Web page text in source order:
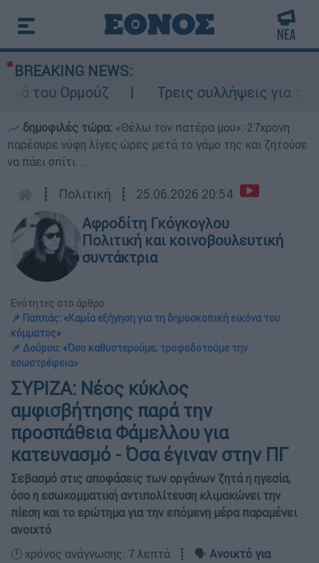
BREAKING NEWS:
Τρεις συλλήψεις για τις φωτιές
δημοφιλές τώρα: «Θέλω τον πατέρα μου»: 27χρονη
παρέσυρε νύφη λίγες ώρες μετά το γάμο της και ζητούσε
να πάει σπίτι...
┋ Πολιτική ┋ 25.06.2026 20:54
Αφροδίτη Γκόγκογλου
Πολιτική και κοινοβουλευτική
συντάκτρια
Ενότητες στο άρθρο:
📌 Παππάς: «Καμία εξήγηση για τη δημοσκοπική εικόνα του
κόμματος»
📌 Δούρου: «Όσο καθυστερούμε, τροφοδοτούμε την
εσωστρέφεια»
ΣΥΡΙΖΑ: Νέος κύκλος
αμφισβήτησης παρά την
προσπάθεια Φάμελλου για
κατευνασμό - Όσα έγιναν στην ΠΓ
Σεβασμό στις αποφάσεις των οργάνων ζητά η ηγεσία,
όσο η εσωκομματική αντιπολίτευση κλιμακώνει την
πίεση και το ερώτημα για την επόμενη μέρα παραμένει
ανοιχτό
🕛 χρόνος ανάγνωσης: 7 λεπτά ┋ 🗣️ Ανοικτό για